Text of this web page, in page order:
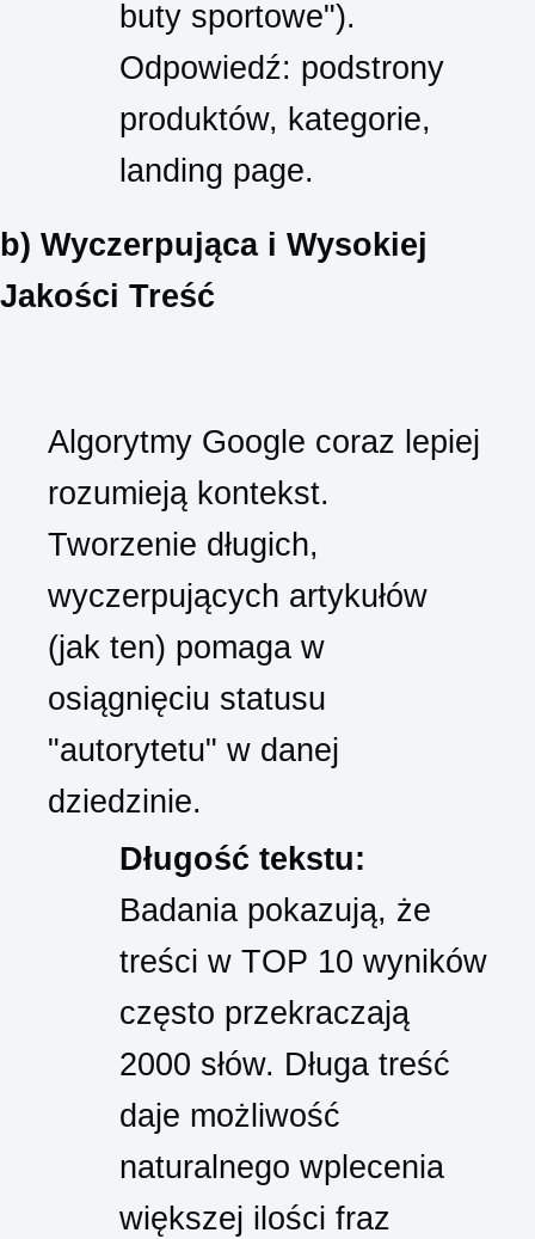
buty sportowe").
Odpowiedź: podstrony
produktów, kategorie,
landing page.
b) Wyczerpująca i Wysokiej
Jakości Treść
Algorytmy Google coraz lepiej
rozumieją kontekst.
Tworzenie długich,
wyczerpujących artykułów
(jak ten) pomaga w
osiągnięciu statusu
"autorytetu" w danej
dziedzinie.
Długość tekstu:
Badania pokazują, że
treści w TOP 10 wyników
często przekraczają
2000 słów. Długa treść
daje możliwość
naturalnego wplecenia
większej ilości fraz